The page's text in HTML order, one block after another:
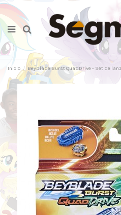
Inicio Beyblade Burst QuadDrive - Set de